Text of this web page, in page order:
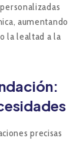
aumentando
la lealtad a la
precisas